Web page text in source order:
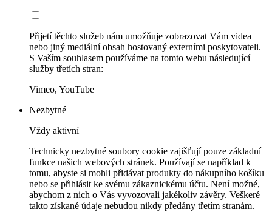
Přijetí těchto služeb nám umožňuje zobrazovat Vám videa
nebo jiný mediální obsah hostovaný externími poskytovateli.
S Vaším souhlasem používáme na tomto webu následující
služby třetích stran:
Vimeo, YouTube
Nezbytné
Vždy aktivní
Technicky nezbytné soubory cookie zajišťují pouze základní
funkce našich webových stránek. Používají se například k
tomu, abyste si mohli přidávat produkty do nákupního košíku
nebo se přihlásit ke svému zákaznickému účtu. Není možné,
abychom z nich o Vás vyvozovali jakékoliv závěry. Veškeré
takto získané údaje nebudou nikdy předány třetím stranám.